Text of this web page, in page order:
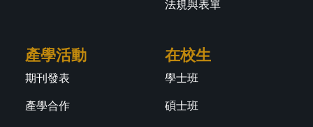
法規與表單
產學活動
期刊發表
產學合作
在校生
學士班
碩士班